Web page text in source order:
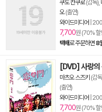
쿠도 칸쿠로(감독),
오(출연)
와이드미디어
7,700원 (70% 할
택배로 주문하면 8
[DVD] 사랑의
마츠오 스즈키 (감독
(출연)
와이드미디어
7,700원 (70% 할